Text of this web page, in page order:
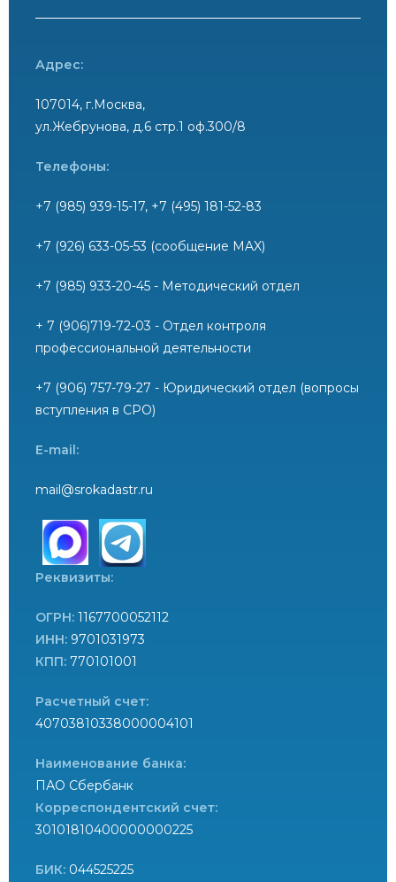
Адрес:
107014, г.Москва,
ул.Жебрунова, д.6 стр.1 оф.300/8
Телефоны:
+7 (985) 939-15-17, +7 (495) 181-52-83
+7 (926) 633-05-53 (сообщение MAX)
+7 (985) 933-20-45 - Методический отдел
+ 7 (906)719-72-03 - Отдел контроля
профессиональной деятельности
+7 (906) 757-79-27 - Юридический отдел (вопросы
вступления в СРО)
E-mail:
mail@srokadastr.ru
Реквизиты:
ОГРН: 1167700052112
ИНН: 9701031973
КПП: 770101001
Расчетный счет:
40703810338000004101
Наименование банка:
ПАО Сбербанк
Корреспондентский счет:
30101810400000000225
БИК: 044525225